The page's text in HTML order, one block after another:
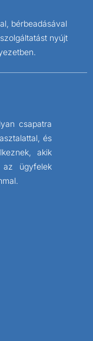
bérbeadásával
nyújt
csapatra
és
akik
ügyfelek